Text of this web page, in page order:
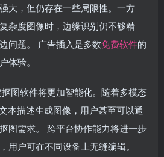
大，但仍存在一些局限性。一方
杂度图像时，边缘识别仍不够精
问题。 广告插入是多数免费软件的
体验。
图软件将更加智能化。随着多模态
本描述生成图像，用户甚至可以通
图需求。 跨平台协作能力将进一步
用户可在不同设备上无缝编辑。